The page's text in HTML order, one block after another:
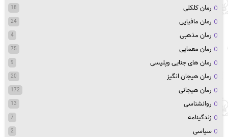
رمان کلکلی 18
رمان مافیایی 24
رمان مذهبی 4
رمان معمایی 75
رمان های جنایی وپلیسی 9
رمان هیجان انگیز 20
رمان هیجانی 172
روانشناسی 13
زندگینامه 7
سیاسی 2